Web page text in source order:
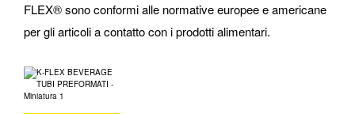
FLEX® sono conformi alle normative europee e americane
per gli articoli a contatto con i prodotti alimentari.